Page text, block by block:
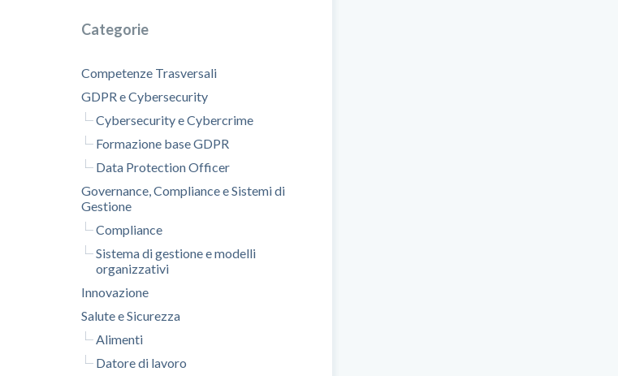
Categorie
Competenze Trasversali
GDPR e Cybersecurity
Cybersecurity e Cybercrime
Formazione base GDPR
Data Protection Officer
Governance, Compliance e Sistemi di
Gestione
Compliance
Sistema di gestione e modelli
organizzativi
Innovazione
Salute e Sicurezza
Alimenti
Datore di lavoro